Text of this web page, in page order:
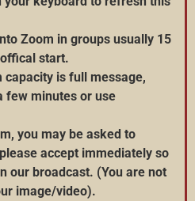
Zoom in groups usually 15
start.
capacity is full message,
few minutes or use
you may be asked to
accept immediately so
our broadcast. (You are not
image/video).